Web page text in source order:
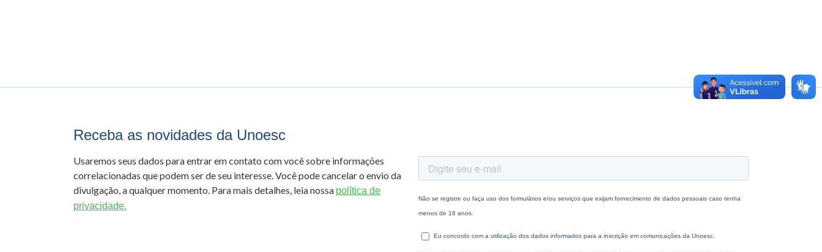
Receba as novidades da Unoesc
Usaremos seus dados para entrar em contato com você sobre informações
correlacionadas que podem ser de seu interesse. Você pode cancelar o envio da
divulgação, a qualquer momento. Para mais detalhes, leia nossa política de
privacidade.